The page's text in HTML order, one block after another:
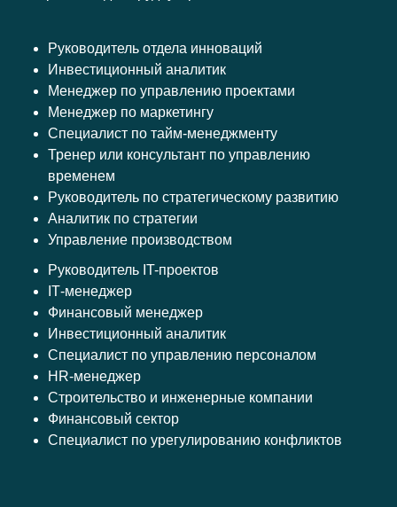
Руководитель IT-проектов
ІТ-менеджер
Финансовый менеджер
Инвестиционный аналитик
Специалист по управлению персоналом
HR-менеджер
Строительство и инженерные компании
Финансовый сектор
Специалист по урегулированию конфликтов
Руководитель отдела инноваций
Инвестиционный аналитик
Менеджер по управлению проектами
Менеджер по маркетингу
Специалист по тайм-менеджменту
Тренер или консультант по управлению
временем
Руководитель по стратегическому развитию
Аналитик по стратегии
Управление производством